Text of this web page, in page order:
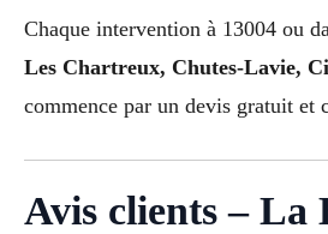
Chaque intervention à 13004 ou
Les Chartreux, Chutes-Lavie,
commence par un devis gratuit et
Avis clients – La